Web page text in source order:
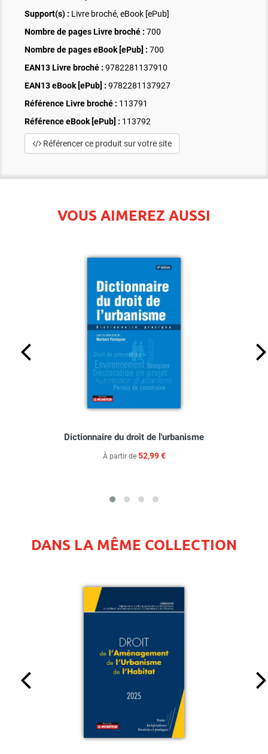
Support(s) : Livre broché, eBook [ePub]
Nombre de pages Livre broché : 700
Nombre de pages eBook [ePub] : 700
EAN13 Livre broché : 9782281137910
EAN13 eBook [ePub] : 9782281137927
Référence Livre broché : 113791
Référence eBook [ePub] : 113792
Référencer ce produit sur votre site
VOUS AIMEREZ AUSSI
Dictionnaire du droit de l'urbanisme
À partir de 52,99 €
DANS LA MÊME COLLECTION